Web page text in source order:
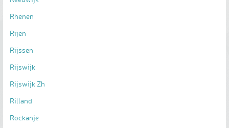
Rhenen
Rijen
Rijssen
Rijswijk
Rijswijk Zh
Rilland
Rockanje